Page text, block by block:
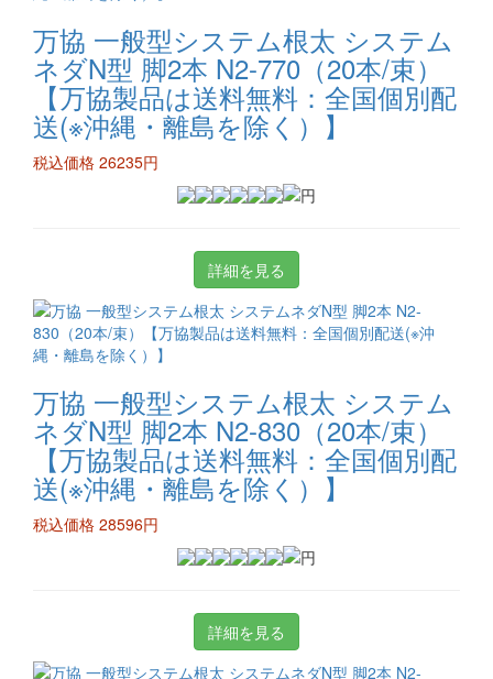
万協 一般型システム根太 システム
ネダN型 脚2本 N2-770（20本/束）
【万協製品は送料無料：全国個別配
送(※沖縄・離島を除く）】
税込価格 26235円
詳細を見る
万協 一般型システム根太 システム
ネダN型 脚2本 N2-830（20本/束）
【万協製品は送料無料：全国個別配
送(※沖縄・離島を除く）】
税込価格 28596円
詳細を見る